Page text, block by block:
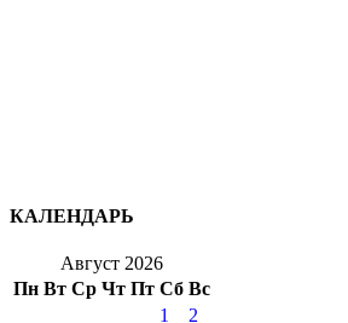
КАЛЕНДАРЬ
Август 2026
Пн Вт Ср Чт Пт Сб Вс
1
2